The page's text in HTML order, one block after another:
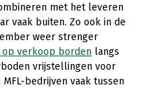
met het leveren
vaak buiten. Zo ook in de
weer strenger
op verkoop borden langs
vrijstellingen voor
bedrijven vaak tussen